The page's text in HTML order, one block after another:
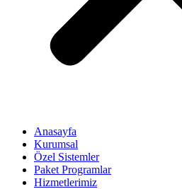
Anasayfa
Kurumsal
Özel Sistemler
Paket Programlar
Hizmetlerimiz